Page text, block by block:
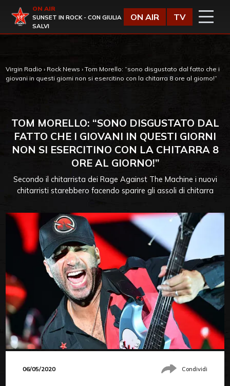
Virgin Radio
ON AIR
SUNSET IN ROCK - CON GIULIA
SALVI
ON AIR TV
Virgin Radio › Rock News › Tom Morello: “sono disgustato dal fatto che i
giovani in questi giorni non si esercitino con la chitarra 8 ore al giorno!”
TOM MORELLO: “SONO DISGUSTATO DAL
FATTO CHE I GIOVANI IN QUESTI GIORNI
NON SI ESERCITINO CON LA CHITARRA 8
ORE AL GIORNO!”
Secondo il chitarrista dei Rage Against The Machine i nuovi
chitarristi starebbero facendo sparire gli assoli di chitarra
06/05/2020 Condividi